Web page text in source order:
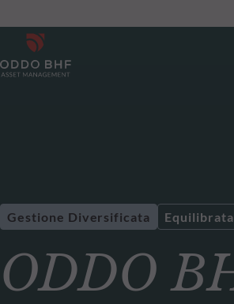
ODDO
Gestione Diversificata Equilibrata